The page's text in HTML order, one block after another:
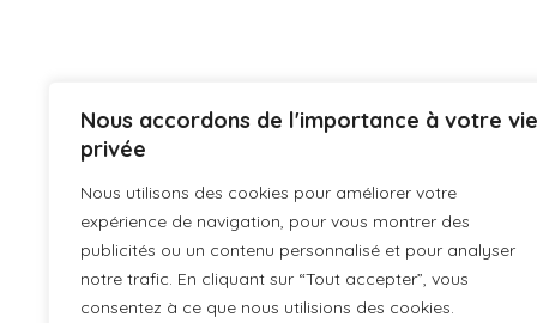
Nous accordons de l'importance à votre vie
privée
Nous utilisons des cookies pour améliorer votre
expérience de navigation, pour vous montrer des
publicités ou un contenu personnalisé et pour analyser
notre trafic. En cliquant sur “Tout accepter”, vous
consentez à ce que nous utilisions des cookies.